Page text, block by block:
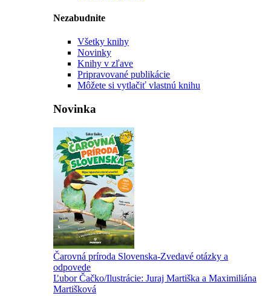
Nezabudnite
Všetky knihy
Novinky
Knihy v zľave
Pripravované publikácie
Môžete si vytlačiť vlastnú knihu
Novinka
Čarovná príroda Slovenska-Zvedavé otázky a
odpovede
Ľubor Čačko/Ilustrácie: Juraj Martiška a Maximiliána
Martišková